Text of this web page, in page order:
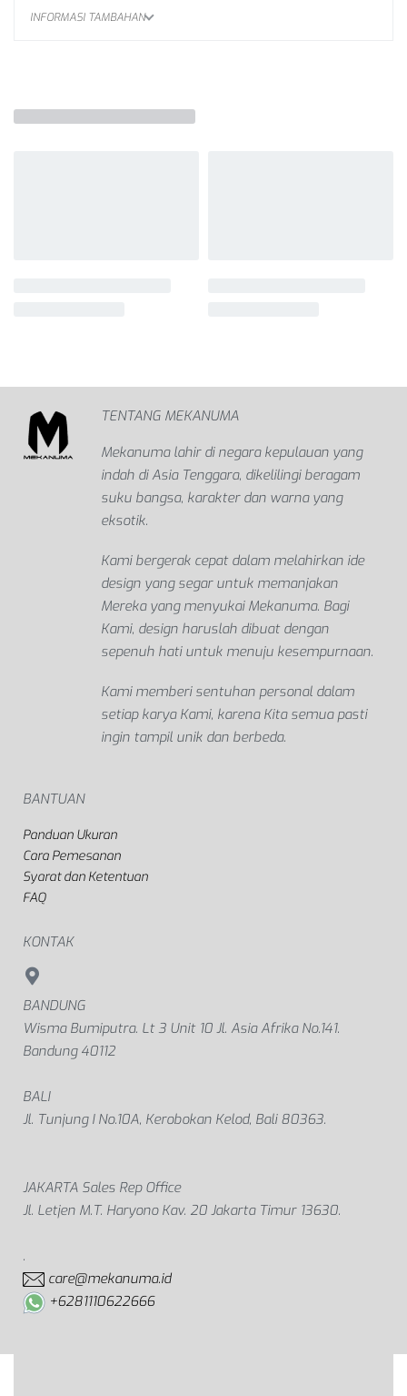
INFORMASI TAMBAHAN
TENTANG MEKANUMA
Mekanuma lahir di negara kepulauan yang
indah di Asia Tenggara, dikelilingi beragam
suku bangsa, karakter dan warna yang
eksotik.
Kami bergerak cepat dalam melahirkan ide
design yang segar untuk memanjakan
Mereka yang menyukai Mekanuma. Bagi
Kami, design haruslah dibuat dengan
sepenuh hati untuk menuju kesempurnaan.
Kami memberi sentuhan personal dalam
setiap karya Kami, karena Kita semua pasti
ingin tampil unik dan berbeda.
BANTUAN
Panduan Ukuran
Cara Pemesanan
Syarat dan Ketentuan
FAQ
KONTAK
BANDUNG
Wisma Bumiputra. Lt 3 Unit 10 Jl. Asia Afrika No.141.
Bandung 40112
BALI
Jl. Tunjung I No.10A, Kerobokan Kelod, Bali 80363.
JAKARTA Sales Rep Office
Jl. Letjen M.T. Haryono Kav. 20 Jakarta Timur 13630.
.
care@mekanuma.id
+6281110622666